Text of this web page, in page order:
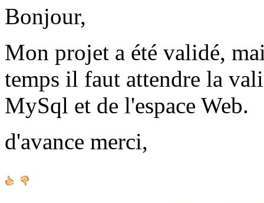
Bonjour,
Mon projet a été validé,
temps il faut attendre la
MySql et de l'espace Web.
d'avance merci,